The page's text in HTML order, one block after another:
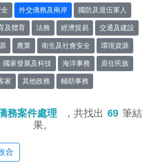
外交僑務及兩岸 國防及退伍軍人
及體育 法務 經濟貿易 交通及建設
農業 衛生及社會安全 環境資源
國家發展及科技 海洋事務 原住民族
家 其他政務 輔助事務
務案件處理 ，共找出 69 筆結
果。
合